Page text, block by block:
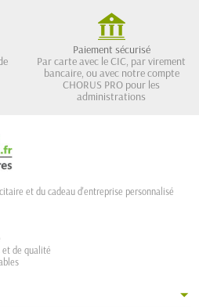
Paiement sécurisé
Par carte avec le CIC, par virement
bancaire, ou avec notre compte
CHORUS PRO pour les
administrations
et du cadeau d'entreprise personnalisé
et de qualité